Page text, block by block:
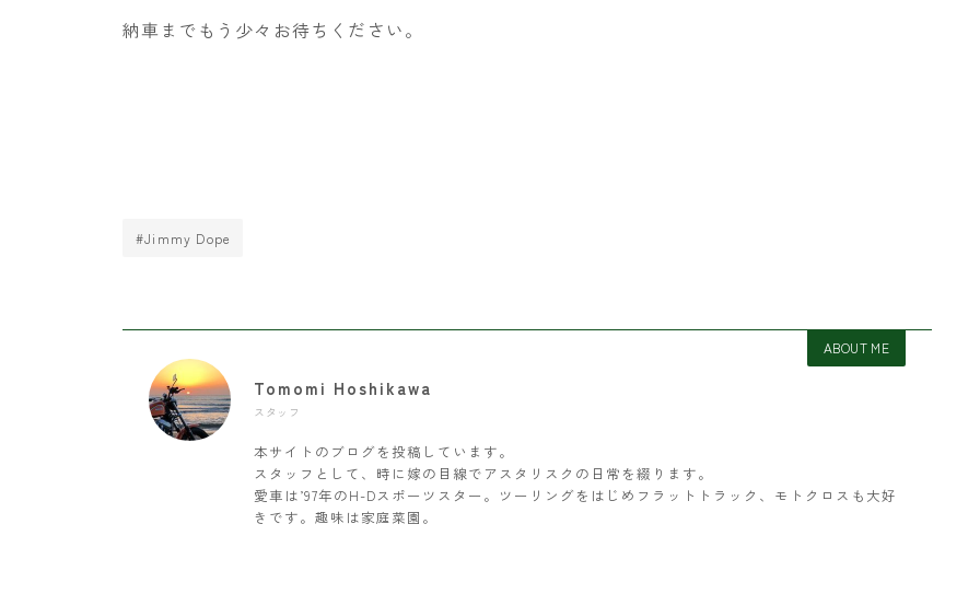
納車までもう少々お待ちください。
#Jimmy Dope
ABOUT ME
Tomomi Hoshikawa
スタッフ
本サイトのブログを投稿しています。
スタッフとして、時に嫁の目線でアスタリスクの日常を綴ります。
愛車は’97年のH-Dスポーツスター。ツーリングをはじめフラットトラック、モトクロスも大好
きです。趣味は家庭菜園。